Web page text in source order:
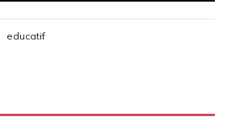
educatif